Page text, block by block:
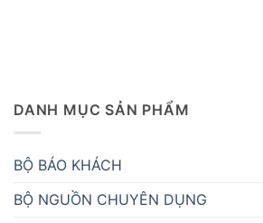
DANH MỤC SẢN PHẨM
BỘ BÁO KHÁCH
BỘ NGUỒN CHUYÊN DỤNG